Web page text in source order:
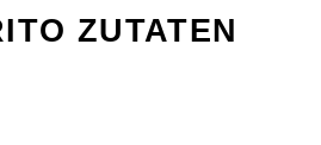
ZUTATEN